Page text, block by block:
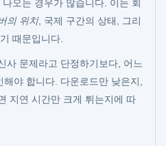
오는 경우가 많습니다. 이는 회
의 위치, 국제 구간의 상태, 그리
때문입니다.
사 문제라고 단정하기보다, 어느
야 합니다. 다운로드만 낮은지,
지연 시간만 크게 튀는지에 따